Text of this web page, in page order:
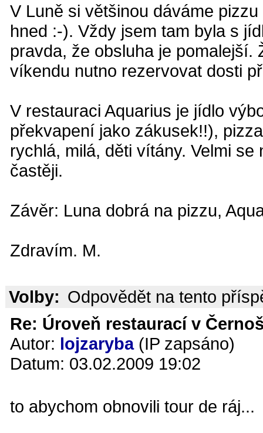
V Luně si většinou dáváme
hned :-). Vždy jsem tam byla s
pravda, že obsluha je
víkendu nutno rezervovat dosti
V restauraci Aquarius je jídlo
překvapení jako zákusek!!),
rychlá, milá, děti vítány. Velmi
častěji.
Závěr: Luna dobrá na pizzu,
Zdravím. M.
Volby: Odpovědět na tento
Re: Úroveň restaurací v
Autor: lojzaryba(IP zapsáno)
Datum: 03.02.2009 19:02
to abychom obnovili tour de ráj...